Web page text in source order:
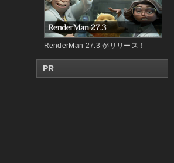
RenderMan 27.3 がリリース！
PR